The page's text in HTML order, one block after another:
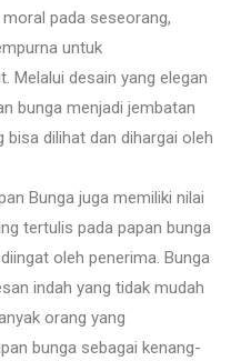
pada seseorang,
untuk
Melalui desain yang elegan
bunga menjadi jembatan
dilihat dan dihargai oleh
Bunga juga memiliki nilai
tertulis pada papan bunga
oleh penerima. Bunga
indah yang tidak mudah
orang yang
bunga sebagai kenang-